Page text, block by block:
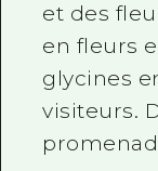
et des
en fleurs
glycines
visiteurs.